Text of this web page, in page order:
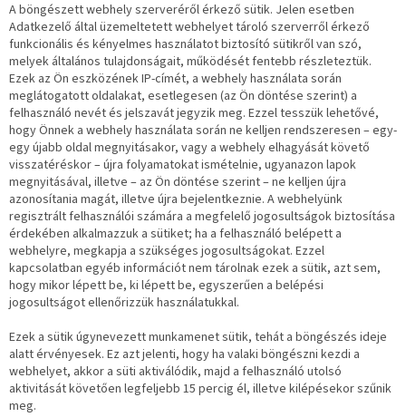
A böngészett webhely szerveréről érkező sütik. Jelen esetben
Adatkezelő által üzemeltetett webhelyet tároló szerverről érkező
funkcionális és kényelmes használatot biztosító sütikről van szó,
melyek általános tulajdonságait, működését fentebb részleteztük.
Ezek az Ön eszközének IP-címét, a webhely használata során
meglátogatott oldalakat, esetlegesen (az Ön döntése szerint) a
felhasználó nevét és jelszavát jegyzik meg. Ezzel tesszük lehetővé,
hogy Önnek a webhely használata során ne kelljen rendszeresen – egy-
egy újabb oldal megnyitásakor, vagy a webhely elhagyását követő
visszatéréskor – újra folyamatokat ismételnie, ugyanazon lapok
megnyitásával, illetve – az Ön döntése szerint – ne kelljen újra
azonosítania magát, illetve újra bejelentkeznie. A webhelyünk
regisztrált felhasználói számára a megfelelő jogosultságok biztosítása
érdekében alkalmazzuk a sütiket; ha a felhasználó belépett a
webhelyre, megkapja a szükséges jogosultságokat. Ezzel
kapcsolatban egyéb információt nem tárolnak ezek a sütik, azt sem,
hogy mikor lépett be, ki lépett be, egyszerűen a belépési
jogosultságot ellenőrizzük használatukkal.
Ezek a sütik úgynevezett munkamenet sütik, tehát a böngészés ideje
alatt érvényesek. Ez azt jelenti, hogy ha valaki böngészni kezdi a
webhelyet, akkor a süti aktiválódik, majd a felhasználó utolsó
aktivitását követően legfeljebb 15 percig él, illetve kilépésekor szűnik
meg.